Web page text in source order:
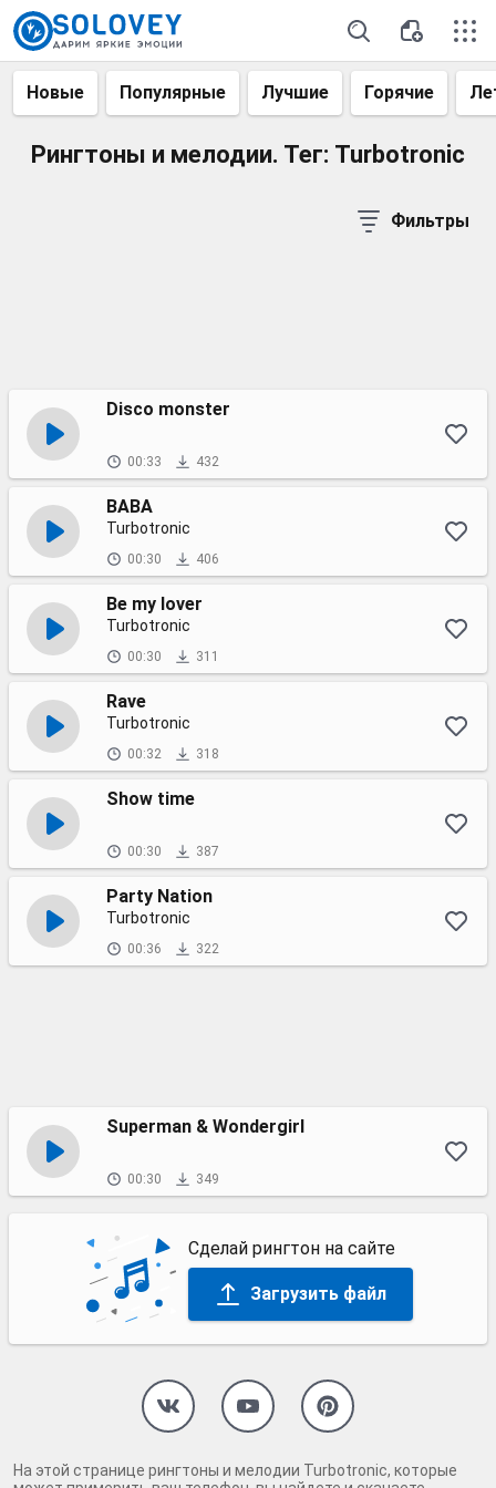
Новые Популярные Лучшие Горячие
Рингтоны и мелодии. Тег: Turbotronic
Фильтры
Disco monster
00:33 432
BABA
Turbotronic
00:30 406
Be my lover
Turbotronic
00:30 311
Rave
Turbotronic
00:32 318
Show time
00:30 387
Party Nation
Turbotronic
00:36 322
Superman & Wondergirl
00:30 349
Сделай рингтон на сайте
Загрузить файл
На этой странице рингтоны и мелодии Turbotronic, которые